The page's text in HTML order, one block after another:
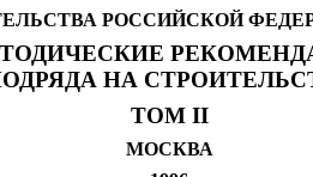
РОССИЙСКОЙ
НА
ТОМ II
МОСКВА